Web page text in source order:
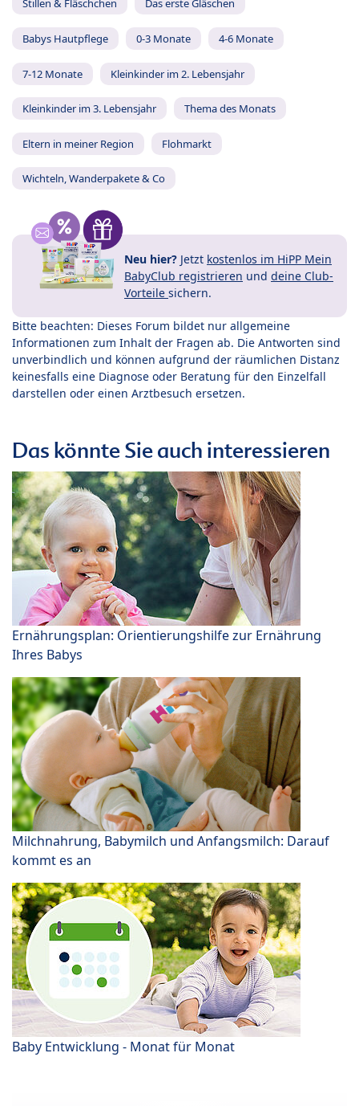
Stillen & Fläschchen Das erste Gläschen
Babys Hautpflege 0-3 Monate 4-6 Monate
7-12 Monate Kleinkinder im 2. Lebensjahr
Kleinkinder im 3. Lebensjahr Thema des Monats
Eltern in meiner Region Flohmarkt
Wichteln, Wanderpakete & Co
Neu hier? Jetzt kostenlos im HiPP Mein
BabyClub registrieren und deine Club-
Vorteile sichern.
Bitte beachten: Dieses Forum bildet nur allgemeine
Informationen zum Inhalt der Fragen ab. Die Antworten sind
unverbindlich und können aufgrund der räumlichen Distanz
keinesfalls eine Diagnose oder Beratung für den Einzelfall
darstellen oder einen Arztbesuch ersetzen.
Das könnte Sie auch interessieren
Ernährungsplan: Orientierungshilfe zur Ernährung
Ihres Babys
Milchnahrung, Babymilch und Anfangsmilch: Darauf
kommt es an
Baby Entwicklung - Monat für Monat